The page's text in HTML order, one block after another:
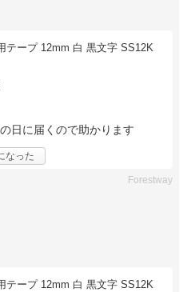
テープ 12mm 白 黒文字 SS12K
日に届くので助かります
なった
Forestway
テープ 12mm 白 黒文字 SS12K